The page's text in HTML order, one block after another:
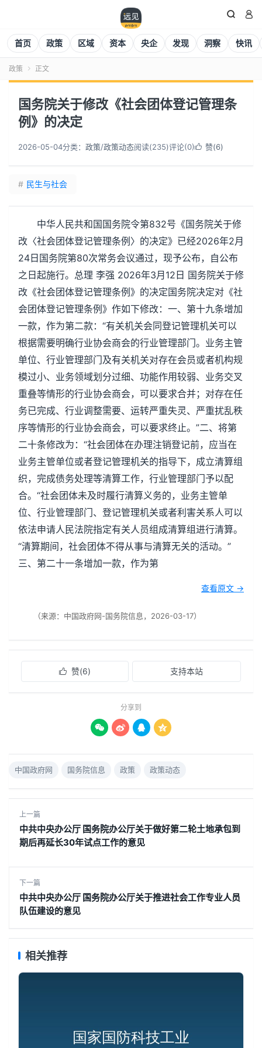
 
首页 政策 区域 资本 央企 发现 洞察 快讯
政策  正文
国务院关于修改《社会团体登记管理条
例》的决定
2026-05-04分类： 政策/政策动态阅读(235)评论(0) 赞(6)
# 民生与社会
中华人民共和国国务院令第832号《国务院关于修
改〈社会团体登记管理条例〉的决定》已经2026年2月
24日国务院第80次常务会议通过，现予公布，自公布
之日起施行。总理 李强 2026年3月12日 国务院关于修
改《社会团体登记管理条例》的决定国务院决定对《社
会团体登记管理条例》作如下修改：一、第十九条增加
一款，作为第二款：“有关机关会同登记管理机关可以
根据需要明确行业协会商会的行业管理部门。业务主管
单位、行业管理部门及有关机关对存在会员或者机构规
模过小、业务领域划分过细、功能作用较弱、业务交叉
重叠等情形的行业协会商会，可以要求合并；对存在任
务已完成、行业调整需要、运转严重失灵、严重扰乱秩
序等情形的行业协会商会，可以要求终止。”二、将第
二十条修改为：“社会团体在办理注销登记前，应当在
业务主管单位或者登记管理机关的指导下，成立清算组
织，完成债务处理等清算工作，行业管理部门予以配
合。“社会团体未及时履行清算义务的，业务主管单
位、行业管理部门、登记管理机关或者利害关系人可以
依法申请人民法院指定有关人员组成清算组进行清算。
“清算期间，社会团体不得从事与清算无关的活动。”
三、第二十一条增加一款，作为第
查看原文 →
（来源：中国政府网-国务院信息，2026-03-17）
 赞(6) 支持本站
分享到
   
中国政府网 国务院信息 政策 政策动态
上一篇
中共中央办公厅 国务院办公厅关于做好第二轮土地承包到
期后再延长30年试点工作的意见
下一篇
中共中央办公厅 国务院办公厅关于推进社会工作专业人员
队伍建设的意见
相关推荐